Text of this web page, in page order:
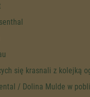
się krasnali z kolejką
/ Dolina Mulde w